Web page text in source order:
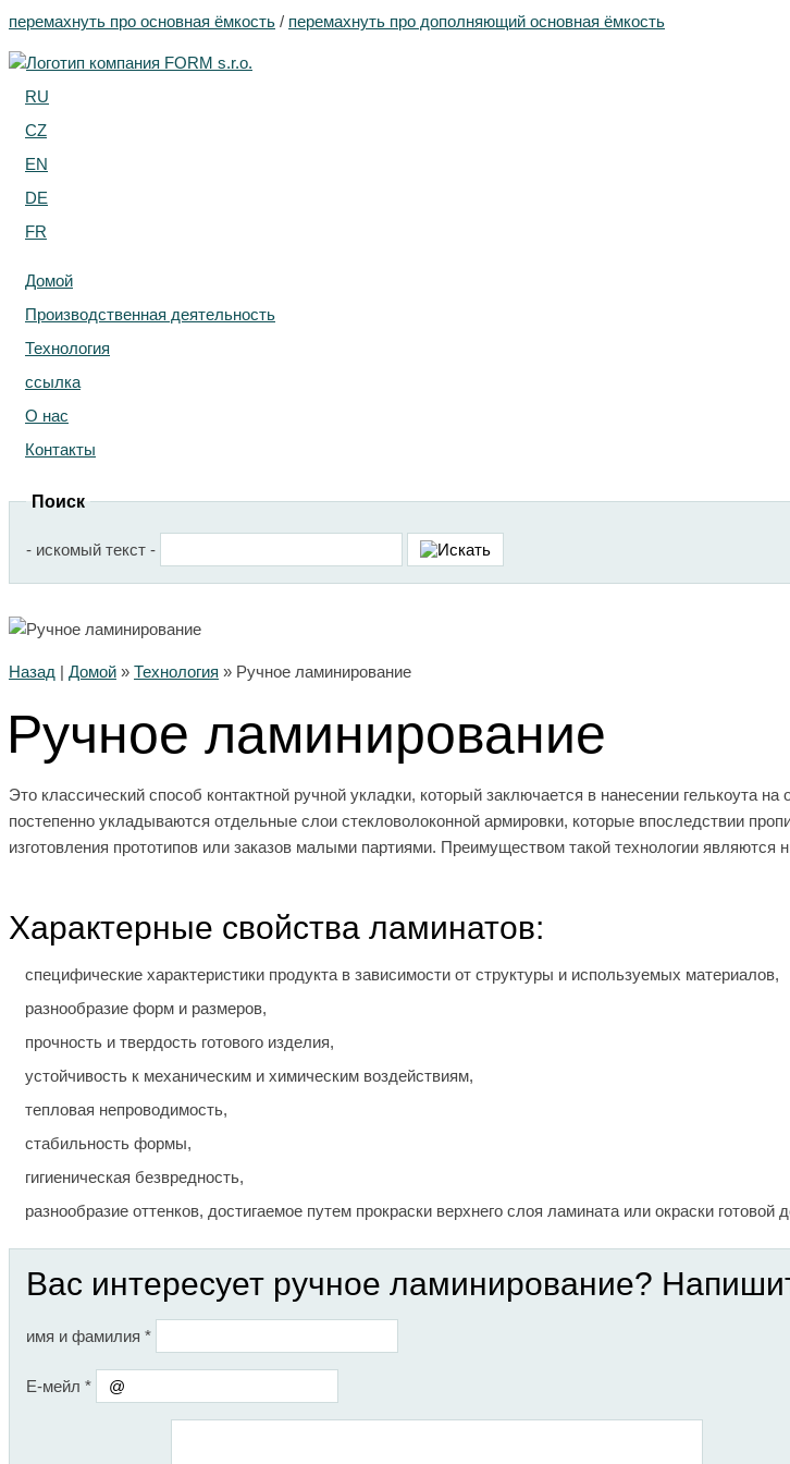
перемахнуть про основная ёмкость / перемахнуть про дополняющий основная ёмкость
RU
CZ
EN
DE
FR
Домой
Производственная деятельность
Технология
ссылка
О нас
Контакты
Поиск
- искомый текст -
Назад | Домой » Технология » Ручное ламинирование
Ручное ламинирование
Это классический способ контактной ручной укладки, который заключается в нанесении гелькоута
постепенно укладываются отдельные слои стекловолоконной армировки, которые впоследствии
изготовления прототипов или заказов малыми партиями. Преимуществом такой технологии
Характерные свойства ламинатов:
специфические характеристики продукта в зависимости от структуры и используемых материалов,
разнообразие форм и размеров,
прочность и твердость готового изделия,
устойчивость к механическим и химическим воздействиям,
тепловая непроводимость,
стабильность формы,
гигиеническая безвредность,
разнообразие оттенков, достигаемое путем прокраски верхнего слоя ламината или окраски готовой
Вас интересует ручное ламинирование?
имя и фамилия *
Е-мейл *